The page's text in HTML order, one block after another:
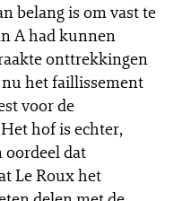
belang is om vast te
A had kunnen
onttrekkingen
het faillissement
voor de
hof is echter,
oordeel dat
Le Roux het